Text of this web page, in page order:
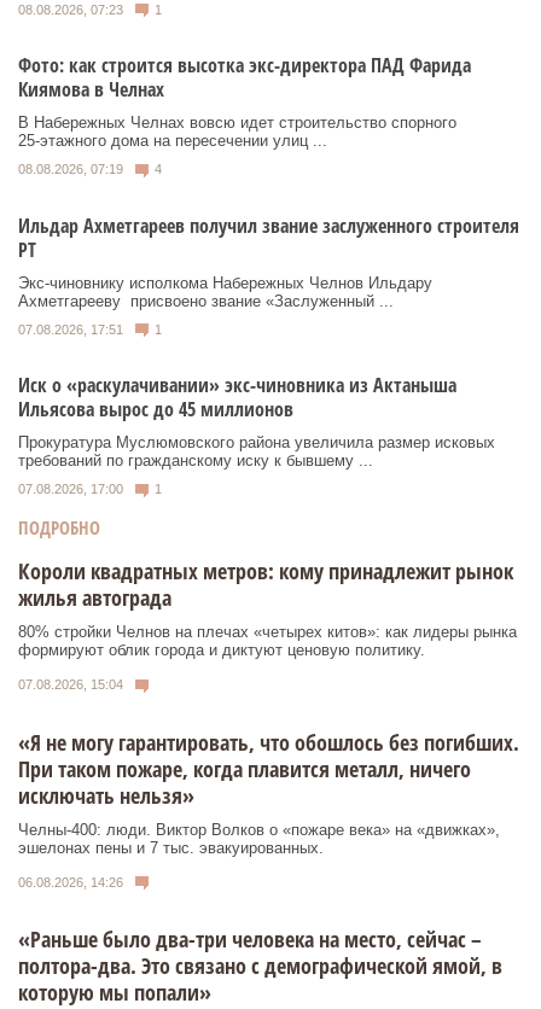
08.08.2026, 07:23 1
Фото: как строится высотка экс-директора ПАД Фарида
Киямова в Челнах
В Набережных Челнах вовсю идет строительство спорного
25‑этажного дома на пересечении улиц ...
08.08.2026, 07:19 4
Ильдар Ахметгареев получил звание заслуженного строителя
РТ
Экс‑чиновнику исполкома Набережных Челнов Ильдару
Ахметгарееву присвоено звание «Заслуженный ...
07.08.2026, 17:51 1
Иск о «раскулачивании» экс-чиновника из Актаныша
Ильясова вырос до 45 миллионов
Прокуратура Муслюмовского района увеличила размер исковых
требований по гражданскому иску к бывшему ...
07.08.2026, 17:00 1
ПОДРОБНО
Короли квадратных метров: кому принадлежит рынок
жилья автограда
80% стройки Челнов на плечах «четырех китов»: как лидеры рынка
формируют облик города и диктуют ценовую политику.
07.08.2026, 15:04
«Я не могу гарантировать, что обошлось без погибших.
При таком пожаре, когда плавится металл, ничего
исключать нельзя»
Челны-400: люди. Виктор Волков о «пожаре века» на «движках»,
эшелонах пены и 7 тыс. эвакуированных.
06.08.2026, 14:26
«Раньше было два-три человека на место, сейчас –
полтора-два. Это связано с демографической ямой, в
которую мы попали»